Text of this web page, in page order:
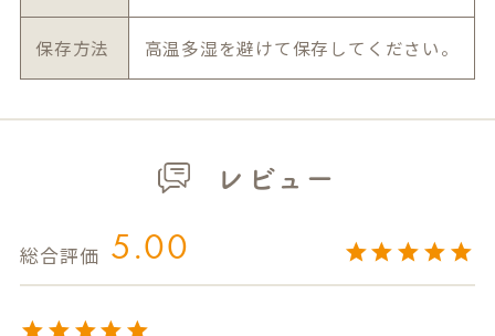
保存方法 高温多湿を避けて保存してください。
レビュー
5.00